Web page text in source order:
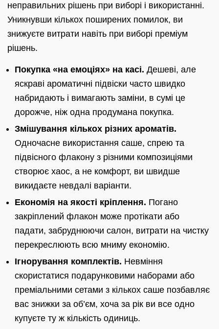
неправильних рішень при виборі і використанні.
Уникнувши кількох поширених помилок, ви
знижуєте витрати навіть при виборі преміум
рішень.
Покупка «на емоціях» на касі. Дешеві, але
яскраві ароматичні підвіски часто швидко
набридають і вимагають заміни, в сумі це
дорожче, ніж одна продумана покупка.
Змішування кількох різних ароматів.
Одночасне використання саше, спрею та
підвісного флакону з різними композиціями
створює хаос, а не комфорт, ви швидше
викидаєте невдалі варіанти.
Економія на якості кріплення. Погано
закріплений флакон може протікати або
падати, забруднюючи салон, витрати на чистку
перекреслюють всю мниму економію.
Ігнорування комплектів. Невміння
скористатися подарунковими наборами або
преміальними сетами з кількох саше позбавляє
вас знижки за об’єм, хоча за рік ви все одно
купуєте ту ж кількість одиниць.